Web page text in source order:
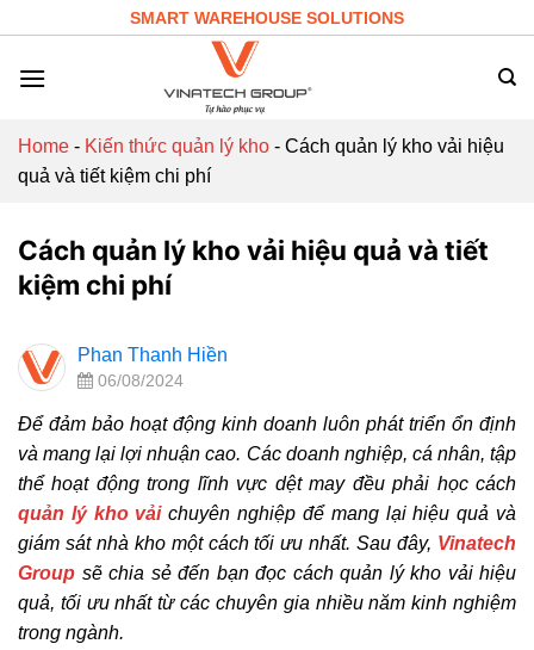
content
SMART WAREHOUSE SOLUTIONS
Home - Kiến thức quản lý kho - Cách quản lý kho vải hiệu
quả và tiết kiệm chi phí
Cách quản lý kho vải hiệu quả và tiết
kiệm chi phí
Phan Thanh Hiền
06/08/2024
Để đảm bảo hoạt động kinh doanh luôn phát triển ổn định
và mang lại lợi nhuận cao. Các doanh nghiệp, cá nhân, tập
thể hoạt động trong lĩnh vực dệt may đều phải học cách
quản lý kho vảichuyên nghiệp để mang lại hiệu quả và
giám sát nhà kho một cách tối ưu nhất. Sau đây, Vinatech
Group sẽ chia sẻ đến bạn đọc cách quản lý kho vải hiệu
quả, tối ưu nhất từ các chuyên gia nhiều năm kinh nghiệm
trong ngành.